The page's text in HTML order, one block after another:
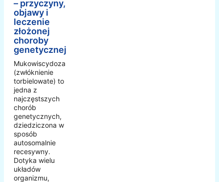
– przyczyny,
objawy i
leczenie
złożonej
choroby
genetycznej
Mukowiscydoza
(zwłóknienie
torbielowate) to
jedna z
najczęstszych
chorób
genetycznych,
dziedziczona w
sposób
autosomalnie
recesywny.
Dotyka wielu
układów
organizmu,